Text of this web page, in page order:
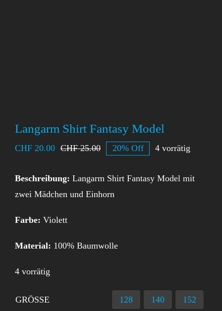
Langarm Shirt Fantasy Model
CHF25.00
CHF20.00 20% Off 4 vorrätig
Beschreibung: Langarm Shirt Fantasy Model mit
zwei Mädchen und Einhorn
Farbe: Violett
Material: 100% Baumwolle
4 vorrätig
GRÖSSE 128 140 152